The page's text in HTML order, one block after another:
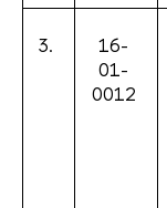
3.
16-
01-
0012